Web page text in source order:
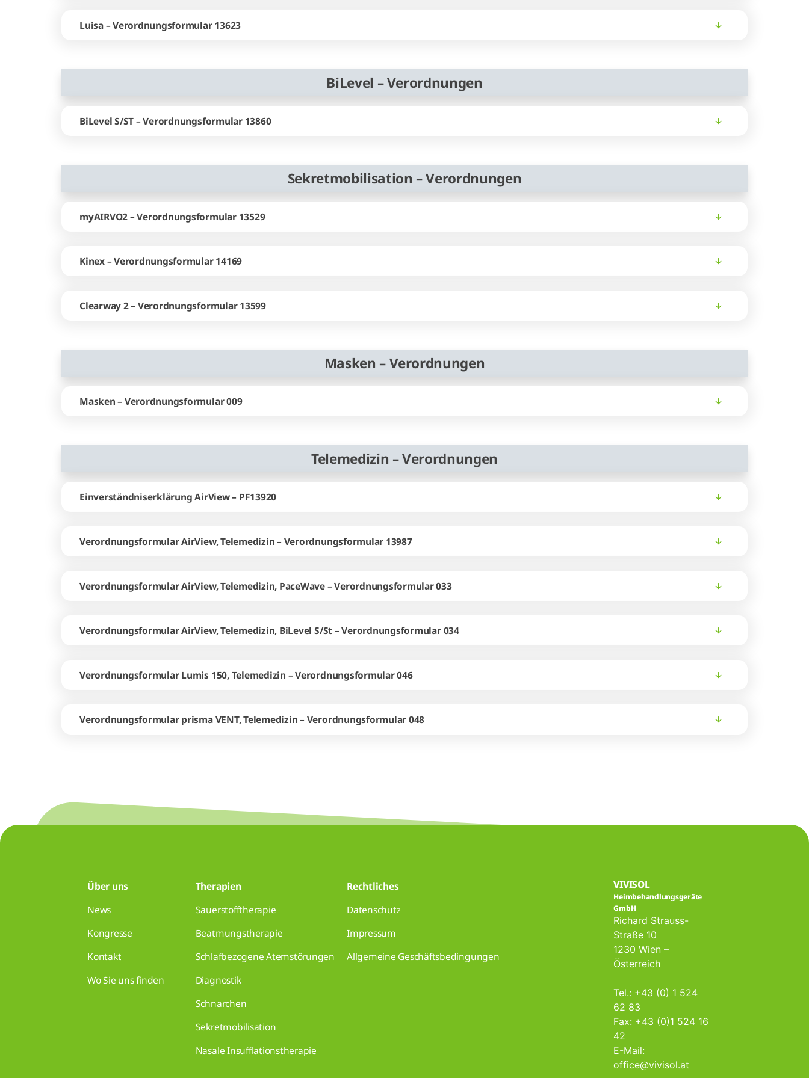
Luisa – Verordnungsformular 13623
BiLevel – Verordnungen
BiLevel S/ST – Verordnungsformular 13860
Sekretmobilisation – Verordnungen
myAIRVO2 – Verordnungsformular 13529
Kinex – Verordnungsformular 14169
Clearway 2 – Verordnungsformular 13599
Masken – Verordnungen
Masken – Verordnungsformular 009
Telemedizin – Verordnungen
Einverständniserklärung AirView – PF13920
Verordnungsformular AirView, Telemedizin – Verordnungsformular 13987
Verordnungsformular AirView, Telemedizin, PaceWave – Verordnungsformular 033
Verordnungsformular AirView, Telemedizin, BiLevel S/St – Verordnungsformular 034
Verordnungsformular Lumis 150, Telemedizin – Verordnungsformular 046
Verordnungsformular prisma VENT, Telemedizin – Verordnungsformular 048
Über uns
News
Kongresse
Kontakt
Wo Sie uns finden
Therapien
Sauerstofftherapie
Beatmungstherapie
Schlafbezogene Atemstörungen
Diagnostik
Schnarchen
Sekretmobilisation
Nasale Insufflationstherapie
Rechtliches
Datenschutz
Impressum
Allgemeine Geschäftsbedingungen
VIVISOL
Heimbehandlungsgeräte
GmbH
Richard Strauss-
Straße 10
1230 Wien –
Österreich
Tel.: +43 (0) 1 524
62 83
Fax: +43 (0)1 524 16
42
E-Mail:
office@vivisol.at